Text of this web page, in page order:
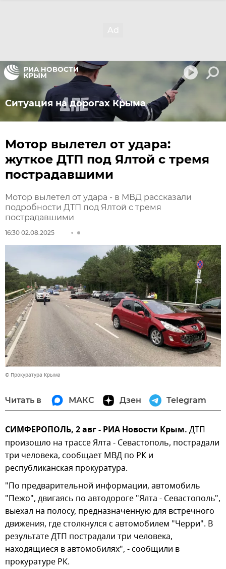
Ситуация на дорогах Крыма
Мотор вылетел от удара:
жуткое ДТП под Ялтой с тремя
пострадавшими
Мотор вылетел от удара - в МВД рассказали
подробности ДТП под Ялтой с тремя
пострадавшими
16:30 02.08.2025
© Прокуратура Крыма
Читать в МАКС Дзен Telegram
СИМФЕРОПОЛЬ, 2 авг - РИА Новости Крым. ДТП
произошло на трассе Ялта - Севастополь, пострадали
три человека, сообщает МВД по РК и
республиканская прокуратура.
"По предварительной информации, автомобиль
"Пежо", двигаясь по автодороге "Ялта - Севастополь",
выехал на полосу, предназначенную для встречного
движения, где столкнулся с автомобилем "Черри". В
результате ДТП пострадали три человека,
находящиеся в автомобилях", - сообщили в
прокуратуре РК.